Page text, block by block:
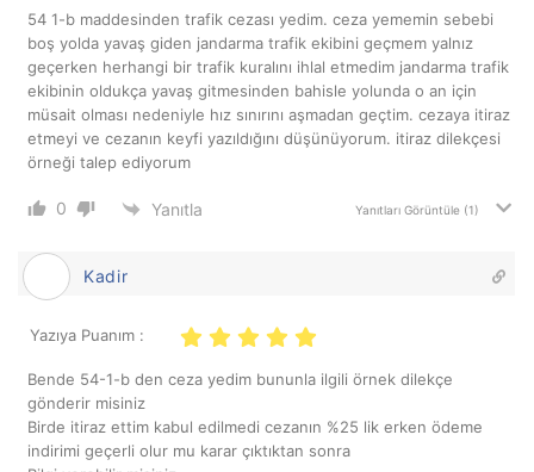
54 1-b maddesinden trafik cezası yedim. ceza yememin sebebi
boş yolda yavaş giden jandarma trafik ekibini geçmem yalnız
geçerken herhangi bir trafik kuralını ihlal etmedim jandarma trafik
ekibinin oldukça yavaş gitmesinden bahisle yolunda o an için
müsait olması nedeniyle hız sınırını aşmadan geçtim. cezaya itiraz
etmeyi ve cezanın keyfi yazıldığını düşünüyorum. itiraz dilekçesi
örneği talep ediyorum
0 Yanıtla Yanıtları Görüntüle (1)
Kadir
Yazıya Puanım :
Bende 54-1-b den ceza yedim bununla ilgili örnek dilekçe
gönderir misiniz
Birde itiraz ettim kabul edilmedi cezanın %25 lik erken ödeme
indirimi geçerli olur mu karar çıktıktan sonra